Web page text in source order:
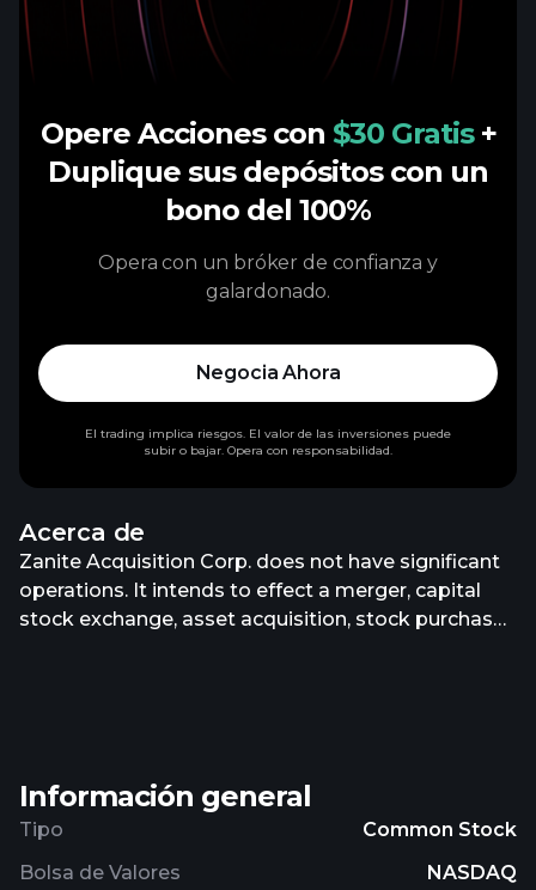
Acerca de
Zanite Acquisition Corp. does not have significant
operations. It intends to effect a merger, capital
stock exchange, asset acquisition, stock purchase,
Ohio.
Información general
Tipo
Common Stock
Bolsa de Valores
NASDAQ
Opere Acciones con $30 Gratis +
Duplique sus depósitos con un
bono del 100%
Opera con un bróker de confianza y
galardonado.
Negocia Ahora
El trading implica riesgos. El valor de las inversiones puede
subir o bajar. Opera con responsabilidad.